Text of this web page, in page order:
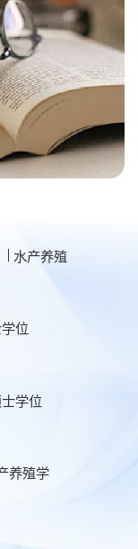
水产养殖
位
学位
养殖学